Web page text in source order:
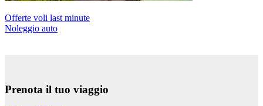
Offerte voli last minute
Noleggio auto
Prenota il tuo viaggio